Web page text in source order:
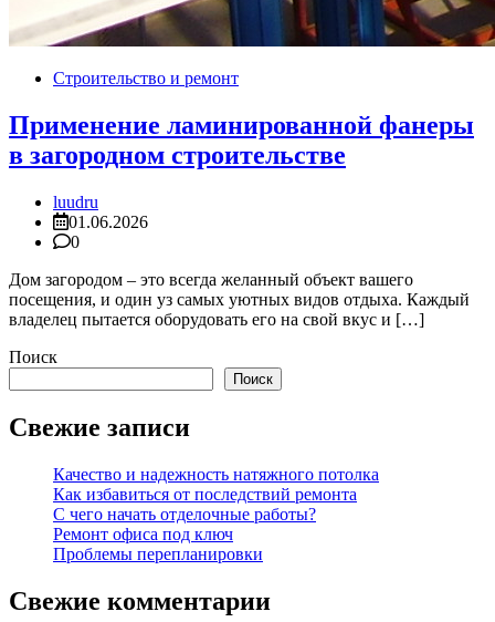
Строительство и ремонт
Применение ламинированной фанеры
в загородном строительстве
luudru
01.06.2026
0
Дом загородом – это всегда желанный объект вашего
посещения, и один уз самых уютных видов отдыха. Каждый
владелец пытается оборудовать его на свой вкус и […]
Поиск
Поиск
Свежие записи
Качество и надежность натяжного потолка
Как избавиться от последствий ремонта
С чего начать отделочные работы?
Ремонт офиса под ключ
Проблемы перепланировки
Свежие комментарии